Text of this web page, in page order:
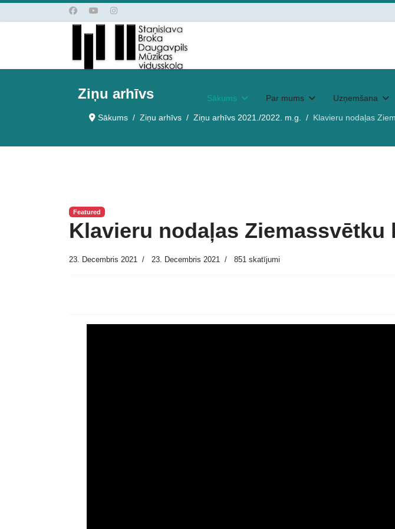
Sākums Par mums Uzņemšana
Ziņu arhīvs
Sākums Ziņu arhīvs Ziņu arhīvs 2021./2022. m.g. Klavieru nodaļas
Featured
Klavieru nodaļas Ziemassvētku
23. Decembris 2021 23. Decembris 2021 851 skatījumi